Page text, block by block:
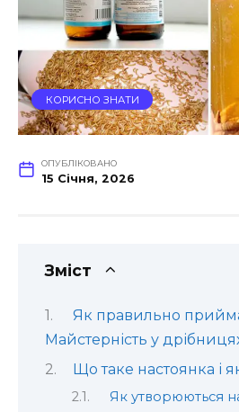
КОРИСНО ЗНАТИ
ОПУБЛІКОВАНО
15 Січня, 2026
Зміст
Як правильно
Майстерність у
Що таке настоянка і
Як утворюються